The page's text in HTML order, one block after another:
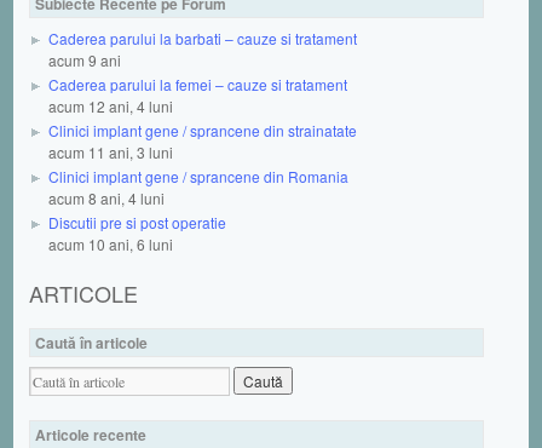
Caderea parului la barbati – cauze si tratament
acum 9 ani
Caderea parului la femei – cauze si tratament
acum 12 ani, 4 luni
Clinici implant gene / sprancene din strainatate
acum 11 ani, 3 luni
Clinici implant gene / sprancene din Romania
acum 8 ani, 4 luni
Discutii pre si post operatie
acum 10 ani, 6 luni
ARTICOLE
Caută în articole
Articole recente